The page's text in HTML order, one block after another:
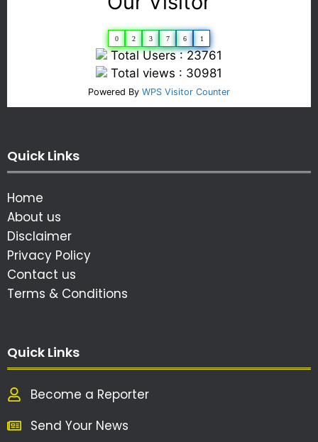
0 2 3 7 6 1
Total Users : 23761
Total views : 30981
Powered By WPS Visitor Counter
Quick Links
Home
About us
Disclaimer
Privacy Policy
Contact us
Terms & Conditions
Quick Links
Become a Reporter
Send Your News